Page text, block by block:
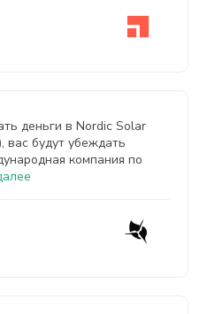
деньги в Nordic Solar
вас будут убеждать
компания по